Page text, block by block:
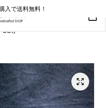
入で送料無料！
Cat)